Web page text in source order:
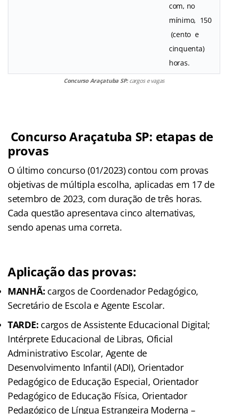
com, no
mínimo, 150
(cento e
cinquenta)
horas.
Concurso Araçatuba SP:cargos e vagas
Concurso Araçatuba SP: etapas de
provas
O último concurso (01/2023) contou com provas
objetivas de múltipla escolha, aplicadas em 17 de
setembro de 2023, com duração de três horas.
Cada questão apresentava cinco alternativas,
sendo apenas uma correta.
Aplicação das provas:
MANHÃ: cargos de Coordenador Pedagógico,
Secretário de Escola e Agente Escolar.
TARDE: cargos de Assistente Educacional Digital;
Intérprete Educacional de Libras, Oficial
Administrativo Escolar, Agente de
Desenvolvimento Infantil (ADI), Orientador
Pedagógico de Educação Especial, Orientador
Pedagógico de Educação Física, Orientador
Pedagógico de Língua Estrangeira Moderna –